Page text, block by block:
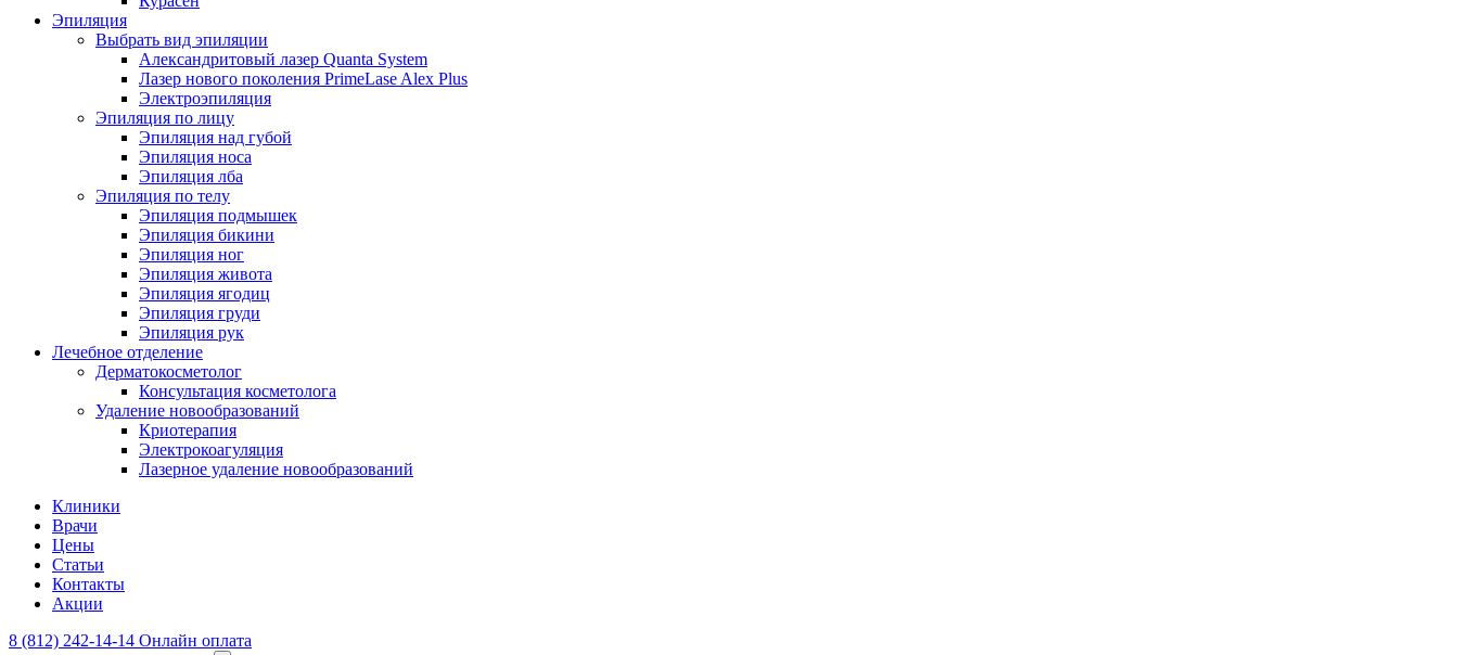
Эпиляция
Выбрать вид эпиляции
Александритовый лазер Quanta System
Лазер нового поколения PrimeLase Alex Plus
Электроэпиляция
Эпиляция по лицу
Эпиляция над губой
Эпиляция носа
Эпиляция лба
Эпиляция по телу
Эпиляция подмышек
Эпиляция бикини
Эпиляция ног
Эпиляция живота
Эпиляция ягодиц
Эпиляция груди
Эпиляция рук
Лечебное отделение
Дерматокосметолог
Консультация косметолога
Удаление новообразований
Криотерапия
Электрокоагуляция
Лазерное удаление новообразований
Клиники
Врачи
Цены
Статьи
Контакты
Акции
8 (812) 242-14-14 Онлайн оплата